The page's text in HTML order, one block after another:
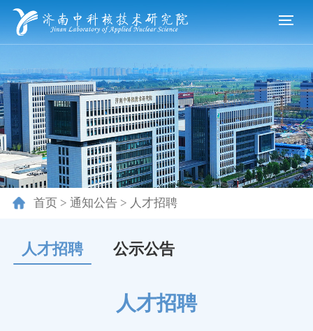
首页> 通知公告> 人才招聘
人才招聘 公示公告
人才招聘